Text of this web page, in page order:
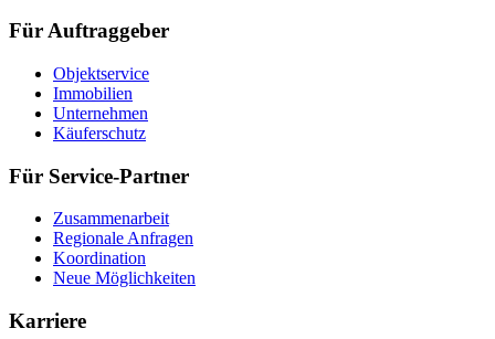
Für Auftraggeber
Objektservice
Immobilien
Unternehmen
Käuferschutz
Für Service-Partner
Zusammenarbeit
Regionale Anfragen
Koordination
Neue Möglichkeiten
Karriere